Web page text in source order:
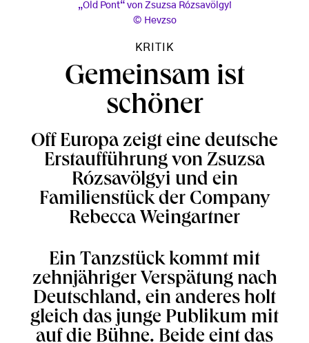
„Old Pont“ von Zsuzsa Rózsavölgyi
Hevzso
KRITIK
Gemeinsam ist
schöner
Off Europa zeigt eine deutsche
Erstaufführung von Zsuzsa
Rózsavölgyi und ein
Familienstück der Company
Rebecca Weingartner
Ein Tanzstück kommt mit
zehnjähriger Verspätung nach
Deutschland, ein anderes holt
gleich das junge Publikum mit
auf die Bühne. Beide eint das